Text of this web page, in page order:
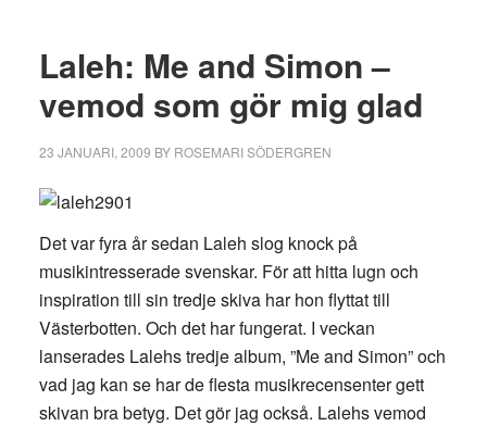
Laleh: Me and Simon –
vemod som gör mig glad
23 JANUARI, 2009 BY ROSEMARI SÖDERGREN
Det var fyra år sedan Laleh slog knock på
musikintresserade svenskar. För att hitta lugn och
inspiration till sin tredje skiva har hon flyttat till
Västerbotten. Och det har fungerat. I veckan
lanserades Lalehs tredje album, ”Me and Simon” och
vad jag kan se har de flesta musikrecensenter gett
skivan bra betyg. Det gör jag också. Lalehs vemod